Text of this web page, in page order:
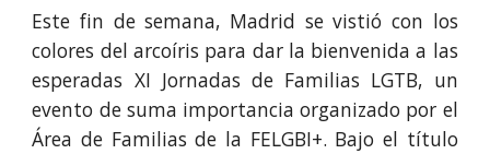
Este fin de semana, Madrid se vistió con los
colores del arcoíris para dar la bienvenida a las
esperadas XI Jornadas de Familias LGTB, un
evento de suma importancia organizado por el
Área de Familias de la FELGBI+. Bajo el título